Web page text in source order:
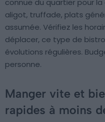
connue du quartier pour
aligot, truffade, plats
assumée. Vérifiez les
déplacer, ce type de
évolutions régulières.
personne.
Manger vite et
rapides à moins